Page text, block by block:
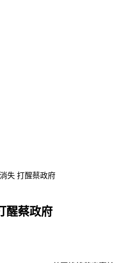
失 打醒蔡政府
醒蔡政府